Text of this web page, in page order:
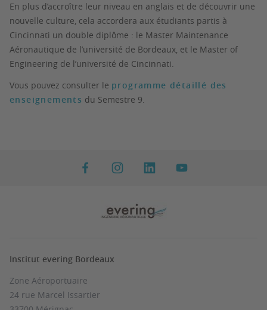
En plus d’accroître leur niveau en anglais et de découvrir une
nouvelle culture, cela accordera aux étudiants partis à
Cincinnati un double diplôme : le Master Maintenance
Aéronautique de l’université de Bordeaux, et le Master of
Engineering de l’université de Cincinnati.
Vous pouvez consulter le programme détaillé des
enseignements du Semestre 9.
Institut evering Bordeaux
Zone Aéroportuaire
24 rue Marcel Issartier